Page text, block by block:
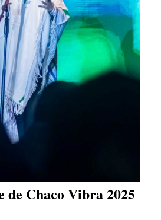
de Chaco Vibra 2025